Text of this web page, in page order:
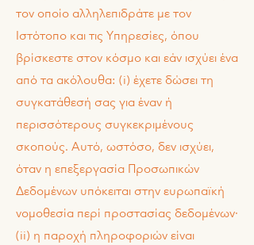
τον οποίο αλληλεπιδράτε με τον
Ιστότοπο και τις Υπηρεσίες, όπου
βρίσκεστε στον κόσμο και εάν ισχύει ένα
από τα ακόλουθα: (i) έχετε δώσει τη
συγκατάθεσή σας για έναν ή
περισσότερους συγκεκριμένους
σκοπούς. Αυτό, ωστόσο, δεν ισχύει,
όταν η επεξεργασία Προσωπικών
Δεδομένων υπόκειται στην ευρωπαϊκή
νομοθεσία περί προστασίας δεδομένων·
(ii) η παροχή πληροφοριών είναι